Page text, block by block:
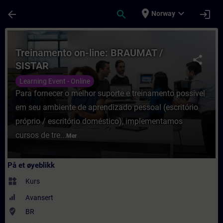
arrow_back search place Norway expand_more login
Kurs - Treinamento on-line: BRAUMAT /
share
Treinamento on-line: BRAUMAT /
SISTAR
Learning Event - Online
Para fornecer o melhor suporte e treinamento possível
em seu ambiente de aprendizado pessoal (escritório
próprio / escritório doméstico), implementamos
cursos de tre... Mer
På et øyeblikk
widgets Kurs
Avansert
where_to_vote BR